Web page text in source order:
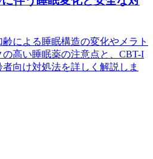
による睡眠構造の変化やメラト
高い睡眠薬の注意点と、CBT-I
向け対処法を詳しく解説しま